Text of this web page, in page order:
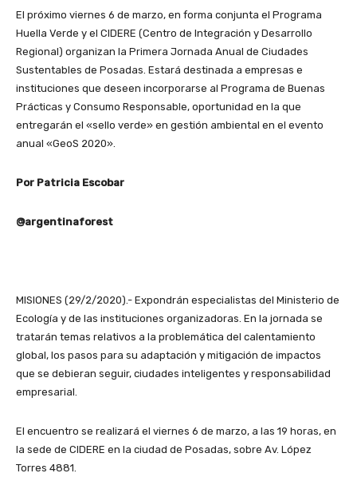
El próximo viernes 6 de marzo, en forma conjunta el Programa
Huella Verde y el CIDERE (Centro de Integración y Desarrollo
Regional) organizan la Primera Jornada Anual de Ciudades
Sustentables de Posadas. Estará destinada a empresas e
instituciones que deseen incorporarse al Programa de Buenas
Prácticas y Consumo Responsable, oportunidad en la que
entregarán el «sello verde» en gestión ambiental en el evento
anual «GeoS 2020».
Por Patricia Escobar
@argentinaforest
MISIONES (29/2/2020).- Expondrán especialistas del Ministerio de
Ecología y de las instituciones organizadoras. En la jornada se
tratarán temas relativos a la problemática del calentamiento
global, los pasos para su adaptación y mitigación de impactos
que se debieran seguir, ciudades inteligentes y responsabilidad
empresarial.
El encuentro se realizará el viernes 6 de marzo, a las 19 horas, en
la sede de CIDERE en la ciudad de Posadas, sobre Av. López
Torres 4881.